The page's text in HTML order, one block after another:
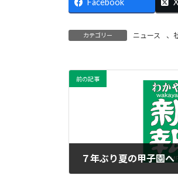
カテゴリー ニュース 、
前の記事
７年ぶり夏の甲子園